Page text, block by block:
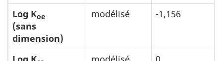
Log Koe
(sans
dimension)
modélisé -1,156